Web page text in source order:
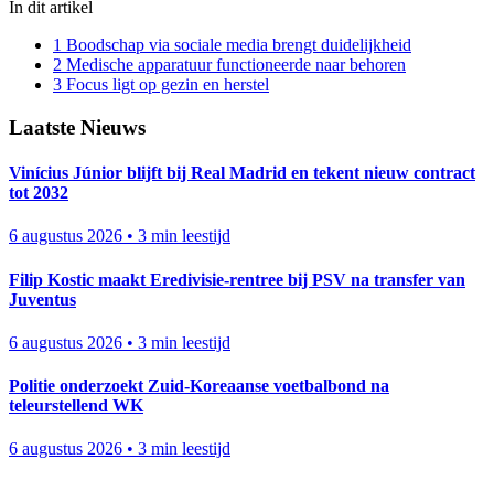
In dit artikel
1 Boodschap via sociale media brengt duidelijkheid
2 Medische apparatuur functioneerde naar behoren
3 Focus ligt op gezin en herstel
Laatste Nieuws
Vinícius Júnior blijft bij Real Madrid en tekent nieuw contract
tot 2032
6 augustus 2026 • 3 min leestijd
Filip Kostic maakt Eredivisie-rentree bij PSV na transfer van
Juventus
6 augustus 2026 • 3 min leestijd
Politie onderzoekt Zuid-Koreaanse voetbalbond na
teleurstellend WK
6 augustus 2026 • 3 min leestijd